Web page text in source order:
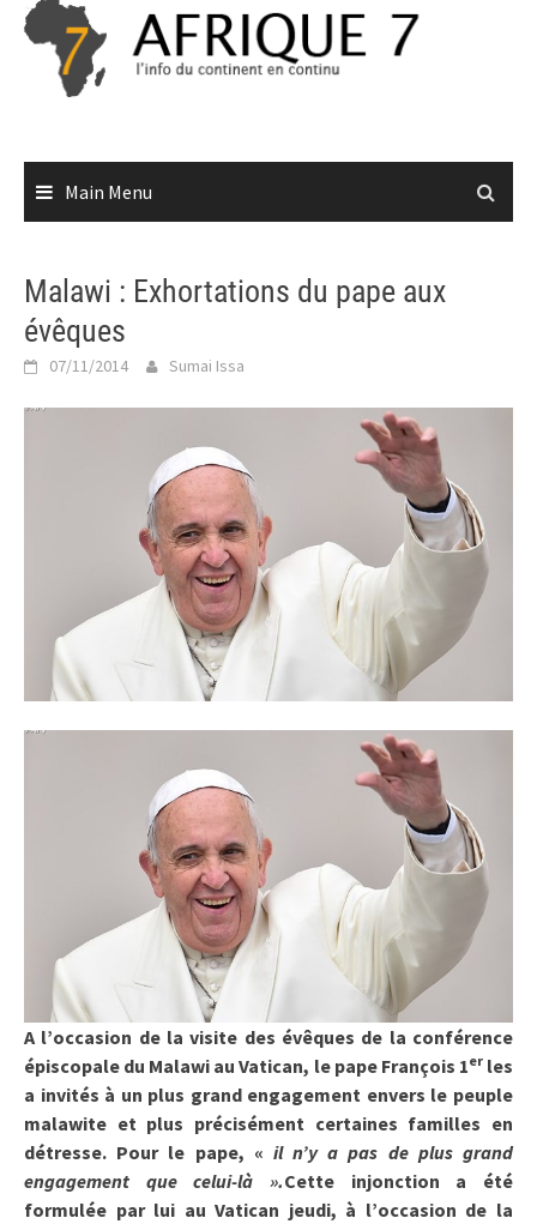
Skip
content
Main Menu
Malawi : Exhortations du pape aux
évêques
07/11/2014 Sumai Issa
A l’occasion de la visite des évêques de la conférence
épiscopale du Malawi au Vatican, le pape François 1erles
a invités à un plus grand engagement envers le peuple
malawite et plus précisément certaines familles en
détresse. Pour le pape, « il n’y a pas de plus grand
engagement que celui-là ».Cette injonction a été
formulée par lui au Vatican jeudi, à l’occasion de la